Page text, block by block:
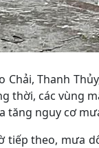
Thanh
thời, các vùng
tăng nguy cơ
tiếp theo, mưa